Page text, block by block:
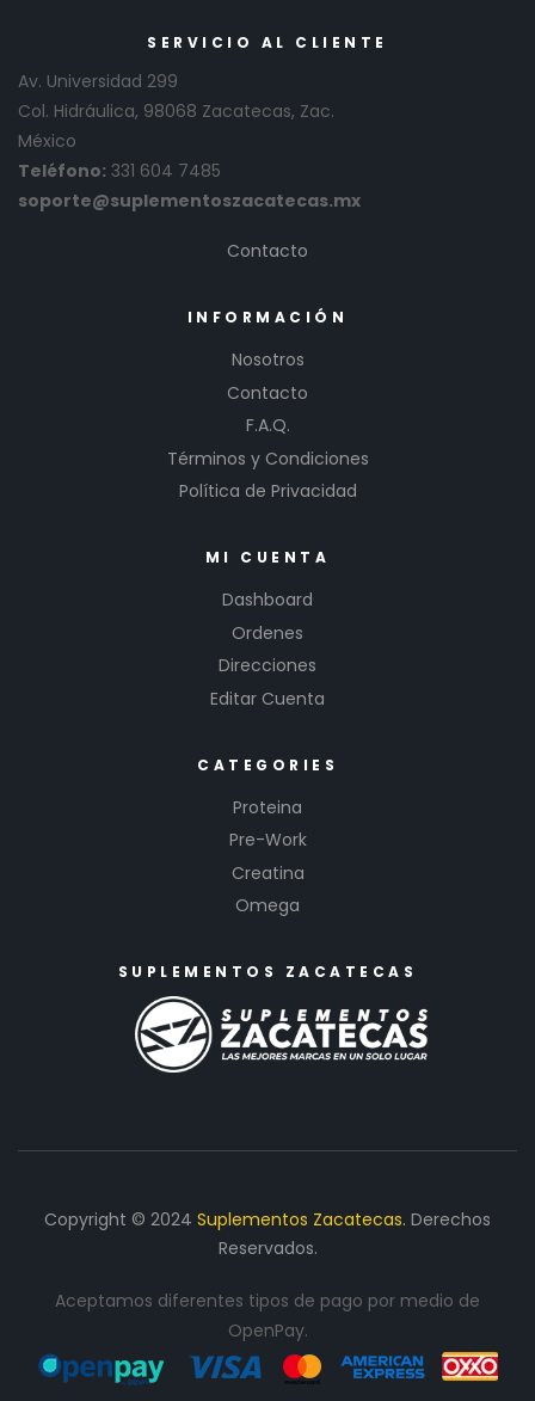
SERVICIO AL CLIENTE
Av. Universidad 299
Col. Hidráulica, 98068 Zacatecas, Zac.
México
Teléfono: 331 604 7485
soporte@suplementoszacatecas.mx
Contacto
INFORMACIÓN
Nosotros
Contacto
F.A.Q.
Términos y Condiciones
Política de Privacidad
MI CUENTA
Dashboard
Ordenes
Direcciones
Editar Cuenta
CATEGORIES
Proteina
Pre-Work
Creatina
Omega
SUPLEMENTOS ZACATECAS
Copyright © 2024 Suplementos Zacatecas. Derechos
Reservados.
Aceptamos diferentes tipos de pago por medio de
OpenPay.